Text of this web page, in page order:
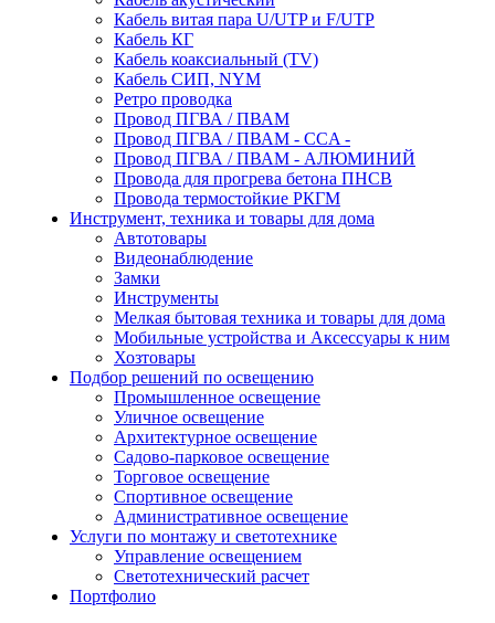
Кабель витая пара U/UTP и F/UTP
Кабель КГ
Кабель коаксиальный (TV)
Кабель СИП, NYM
Ретро проводка
Провод ПГВА / ПВАМ
Провод ПГВА / ПВАМ - CCA -
Провод ПГВА / ПВАМ - АЛЮМИНИЙ
Провода для прогрева бетона ПНСВ
Провода термостойкие РКГМ
Инструмент, техника и товары для дома
Автотовары
Видеонаблюдение
Замки
Инструменты
Мелкая бытовая техника и товары для дома
Мобильные устройства и Аксессуары к ним
Хозтовары
Подбор решений по освещению
Промышленное освещение
Уличное освещение
Архитектурное освещение
Садово-парковое освещение
Торговое освещение
Спортивное освещение
Административное освещение
Услуги по монтажу и светотехнике
Управление освещением
Светотехнический расчет
Портфолио